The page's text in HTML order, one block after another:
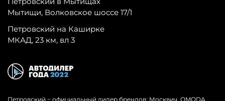
Мытищи, Волковское шоссе 17/1
Петровский на Каширке
МКАД, 23 км, вл 3
Петровский − официальный дилер брендов: Москвич, OMODA,